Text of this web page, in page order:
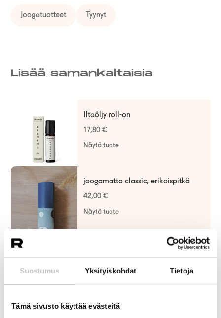
Suostumus Yksityiskohdat Tietoja
Tämä sivusto käyttää evästeitä
Joogatuotteet Tyynyt
Lisää samankaltaisia
Iltaöljy roll-on
17,80 €
Näytä tuote
joogamatto classic, erikoispitkä
42,00 €
Näytä tuote